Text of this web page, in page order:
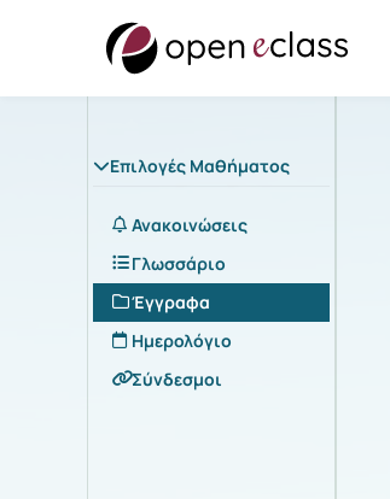
Επιλογές Μαθήματος
Ανακοινώσεις
Γλωσσάριο
Έγγραφα
Ημερολόγιο
Σύνδεσμοι